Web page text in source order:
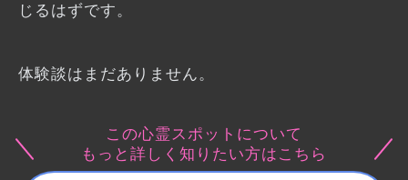
じるはずです。
体験談はまだありません。
この心霊スポットについて
もっと詳しく知りたい方はこちら